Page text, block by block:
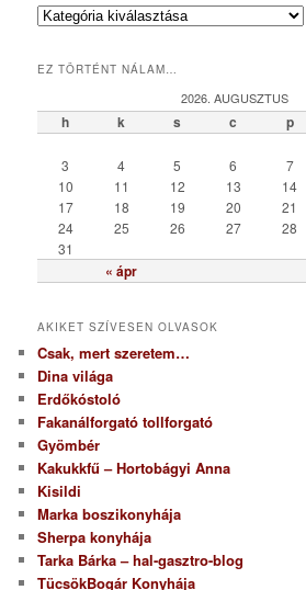
K
e
r
EZ TÖRTÉNT NÁLAM…
2026. AUGUSZTUS
h k s c p
« ápr
3
4 5 6 7
10
11 12 13 14
17
18 19 20 21
24
25 26 27 28
31
AKIKET SZÍVESEN OLVASOK
Csak, mert szeretem…
Dina világa
Erdőkóstoló
Fakanálforgató tollforgató
Gyömbér
Kakukkfű – Hortobágyi Anna
Kisildi
Marka boszikonyhája
Sherpa konyhája
Tarka Bárka – hal-gasztro-blog
TücsökBogár Konyhája